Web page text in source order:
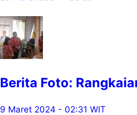
Berita Foto:
9 Maret 2024 - 02:31 WIT